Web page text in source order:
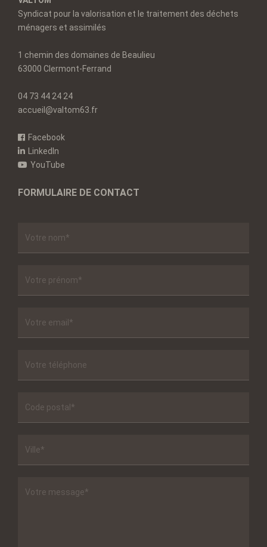
Syndicat pour la valorisation et le traitement des déchets
ménagers et assimilés
1 chemin des domaines de Beaulieu
63000 Clermont-Ferrand
04 73 44 24 24
accueil@valtom63.fr
Facebook
LinkedIn
YouTube
FORMULAIRE DE CONTACT